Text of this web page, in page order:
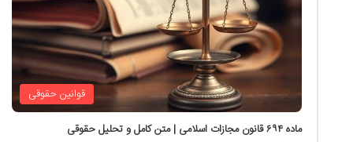
قوانین حقوقی
ماده ۶۹۴ قانون مجازات اسلامی | متن کامل و تحلیل حقوقی